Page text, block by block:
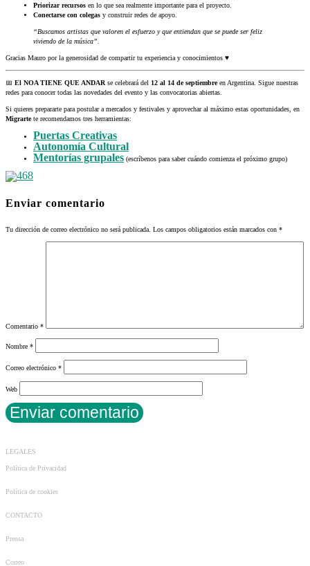
Priorizar recursos en lo que sea realmente importante para el proyecto.
Conectarse con colegas y construir redes de apoyo.
“Buscamos artistas que valoren el esfuerzo y que entiendan que se puede ser feliz
viviendo de la música”.
Gracias Mauro por la generosidad de compartir tu experiencia y conocimientos ♥
📅 El NOA TIENE QUE ANDAR se celebrará del 12 al 14 de septiembreen Argentina. Sigue nuestras
redes para conocer todas las novedades del evento y las convocatorias abiertas.
Si quieres prepararte para postular a mercados y festivales y aprovechar al máximo estas oportunidades, en
Migrartete recomendamos tres herramientas:
Puertas Creativas
Autonomía Cultural
Mentorías grupales (escríbenos para saber cuándo comienza el próximo grupo)
Enviar comentario
Tu dirección de correo electrónico no será publicada. Los campos obligatorios están marcados con *
Comentario *
Nombre *
Correo electrónico *
Web
LEGALES
Política de Privacidad
Política de cookies
CONTACTO
Prensa
Correo